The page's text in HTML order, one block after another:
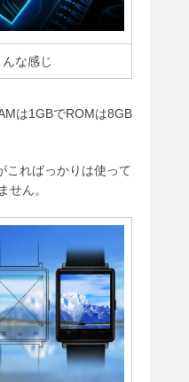
な感じ
は1GBでROMは8GB
こればっかりは使って
せん。